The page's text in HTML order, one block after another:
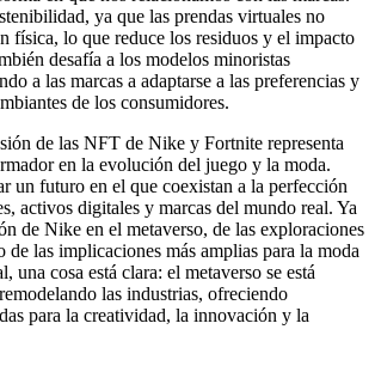
ya que las prendas virtuales no
física, lo que reduce los residuos y el impacto
desafía a los modelos minoristas
a las marcas a adaptarse a las preferencias y
de los consumidores.
de las NFT de Nike y Fortnite representa
en la evolución del juego y la moda.
un futuro en el que coexistan a la perfección
activos digitales y marcas del mundo real. Ya
de Nike en el metaverso, de las exploraciones
de las implicaciones más amplias para la moda
una cosa está clara: el metaverso se está
las industrias, ofreciendo
para la creatividad, la innovación y la